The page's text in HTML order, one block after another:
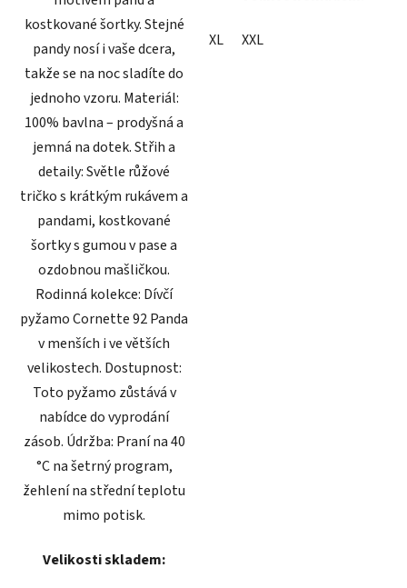
kostkované šortky. Stejné
pandy nosí i vaše dcera,
takže se na noc sladíte do
jednoho vzoru. Materiál:
100% bavlna – prodyšná a
jemná na dotek. Střih a
detaily: Světle růžové
tričko s krátkým rukávem a
pandami, kostkované
šortky s gumou v pase a
ozdobnou mašličkou.
Rodinná kolekce: Dívčí
pyžamo Cornette 92 Panda
v menších i ve větších
velikostech. Dostupnost:
Toto pyžamo zůstává v
nabídce do vyprodání
zásob. Údržba: Praní na 40
°C na šetrný program,
žehlení na střední teplotu
mimo potisk.
Velikosti skladem:
XL XXL